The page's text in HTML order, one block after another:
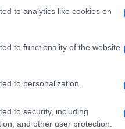
to analytics like cookies on
to functionality of the website
to personalization.
to security, including
and other user protection.
si chiede se le
di
ma anche
l’approccio
non possiamo più